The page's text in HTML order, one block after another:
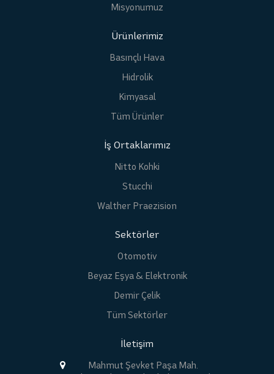
Misyonumuz
Ürünlerimiz
Basınçlı Hava
Hidrolik
Kimyasal
Tüm Ürünler
İş Ortaklarımız
Nitto Kohki
Stucchi
Walther Praezision
Sektörler
Otomotiv
Beyaz Eşya & Elektronik
Demir Çelik
Tüm Sektörler
İletişim
Mahmut Şevket Paşa Mah.